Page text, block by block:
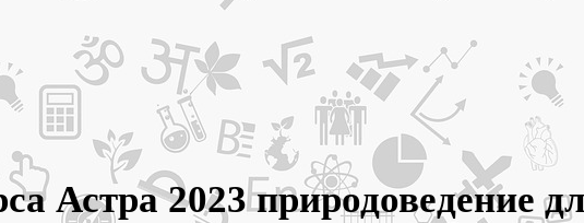
Астра 2023 природоведение